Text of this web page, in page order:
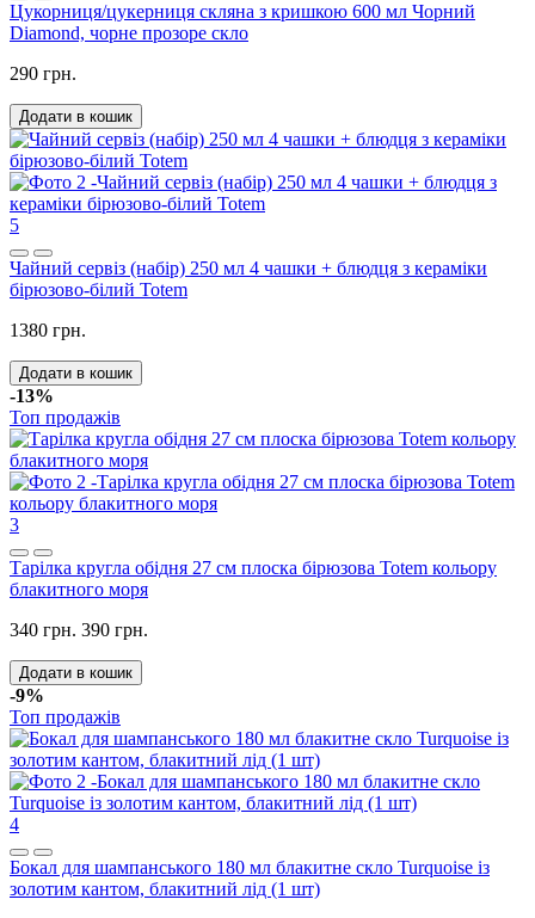
Цукорниця/цукерниця скляна з кришкою 600 мл Чорний
Diamond, чорне прозоре скло
290 грн.
Додати в кошик
5
Чайний сервіз (набір) 250 мл 4 чашки + блюдця з кераміки
бірюзово-білий Totem
1380 грн.
Додати в кошик
-13%
Топ продажів
3
Тарілка кругла обідня 27 см плоска бірюзова Totem кольору
блакитного моря
340 грн. 390 грн.
Додати в кошик
-9%
Топ продажів
4
Бокал для шампанського 180 мл блакитне скло Turquoise із
золотим кантом, блакитний лід (1 шт)